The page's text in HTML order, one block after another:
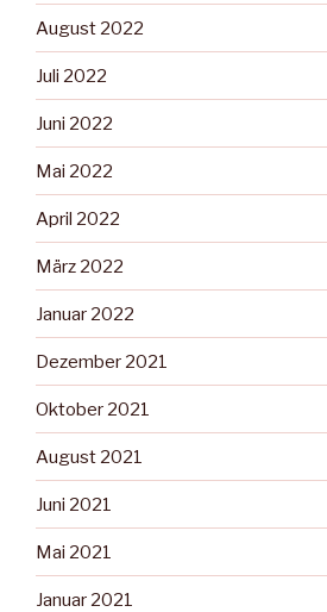
August 2022
Juli 2022
Juni 2022
Mai 2022
April 2022
März 2022
Januar 2022
Dezember 2021
Oktober 2021
August 2021
Juni 2021
Mai 2021
Januar 2021